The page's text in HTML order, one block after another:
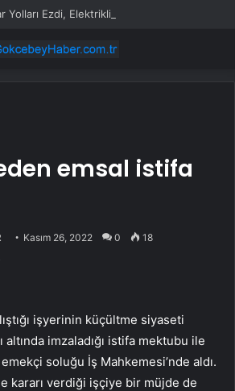
emsal istifa
Kasım 26, 2022 0 18
işyerinin küçültme siyaseti
imzaladığı istifa mektubu ile
soluğu İş Mahkemesi’nde aldı.
kararı verdiği işçiye bir müjde de